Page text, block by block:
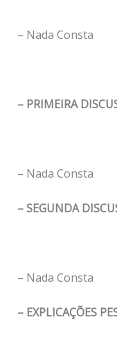
– Nada Consta
– PRIMEIRA
– Nada Consta
– SEGUNDA
– Nada Consta
– EXPLICAÇÕES